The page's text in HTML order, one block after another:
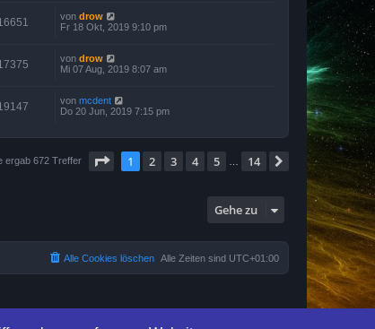
von drow
Fr 18 Okt, 2019 9:10 pm
von drow
Mi 07 Aug, 2019 8:07 am
von mcdent
Do 20 Jun, 2019 7:15 pm
ergab 672 Treffer Seite von14
1 2 3 4 5 14 Nächste
Gehe zu
Alle Zeiten sind UTC+01:00
Alle Cookies löschen